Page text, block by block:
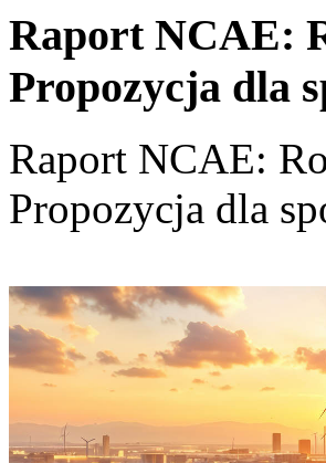
Raport NCAE:
Propozycja dla
Raport NCAE:
Propozycja dla